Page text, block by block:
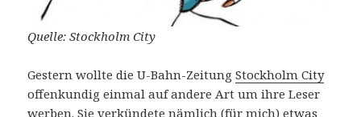
Quelle: Stockholm City
Gestern wollte die U-Bahn-ZeitungStockholm City
offenkundig einmal auf andere Art um ihre Leser
werben. Sie verkündete nämlich (für mich) etwas